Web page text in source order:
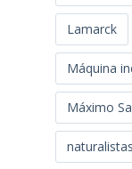
Lamarck
Máquina
Máximo